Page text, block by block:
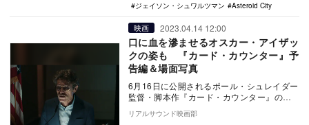
ジェイソン・シュワルツマン
Asteroid City
映画 2023.04.14 12:00
口に血を滲ませるオスカー・アイザッ
クの姿も 『カード・カウンター』予
告編＆場面写真
6月16日に公開されるポール・シュレイダー
監督・脚本作『カード・カウンター』の予
告編と新場面写真が公開された。 『タク
シード…
リアルサウンド映画部